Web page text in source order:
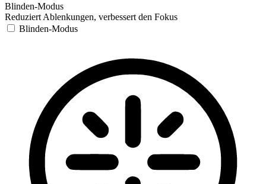
Blinden-Modus
Reduziert Ablenkungen, verbessert den Fokus
Blinden-Modus